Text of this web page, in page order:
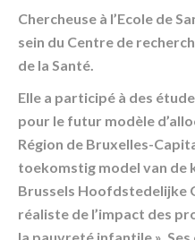
Chercheuse à l’Ecole de
sein du Centre de
de la Santé.
Elle a participé à des
pour le futur modèle
Région de Bruxelles-
toekomstig model van de
Brussels Hoofdstedelijke
réaliste de l’impact des
la pauvreté infantile ».